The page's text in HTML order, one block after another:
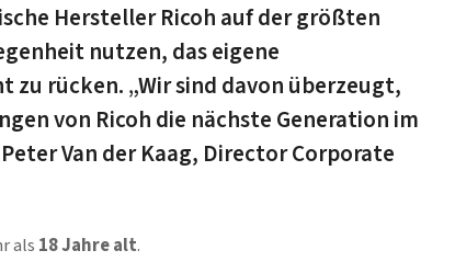
Hersteller Ricoh auf der größten
nutzen, das eigene
rücken. „Wir sind davon überzeugt,
von Ricoh die nächste Generation im
Van der Kaag, Director Corporate
als 18 Jahre alt.